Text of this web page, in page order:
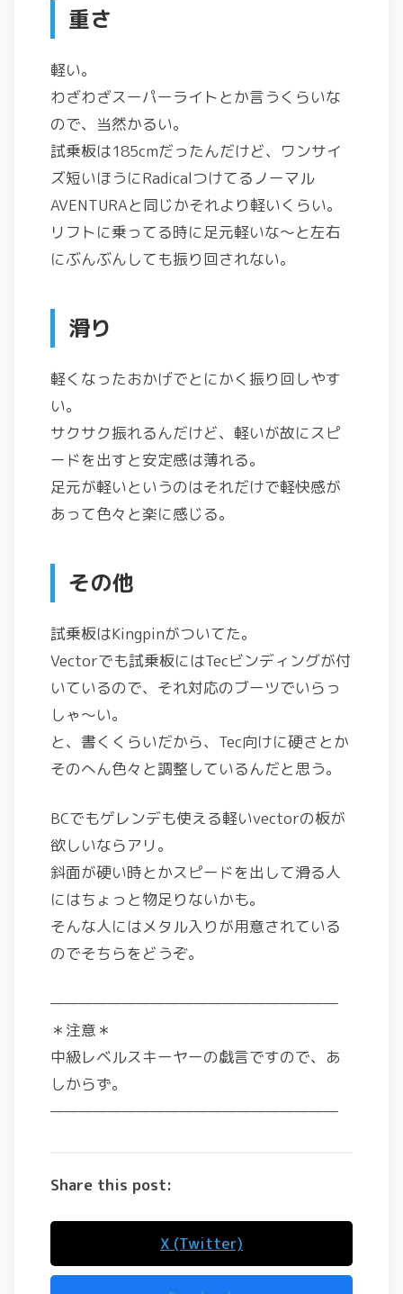
重さ
軽い。
わざわざスーパーライトとか言うくらいな
ので、当然かるい。
試乗板は185cmだったんだけど、ワンサイ
ズ短いほうにRadicalつけてるノーマル
AVENTURAと同じかそれより軽いくらい。
リフトに乗ってる時に足元軽いな～と左右
にぶんぶんしても振り回されない。
滑り
軽くなったおかげでとにかく振り回しやす
い。
サクサク振れるんだけど、軽いが故にスピ
ードを出すと安定感は薄れる。
足元が軽いというのはそれだけで軽快感が
あって色々と楽に感じる。
その他
試乗板はKingpinがついてた。
Vectorでも試乗板にはTecビンディングが付
いているので、それ対応のブーツでいらっ
しゃ～い。
と、書くくらいだから、Tec向けに硬さとか
そのへん色々と調整しているんだと思う。
BCでもゲレンデも使える軽いvectorの板が
欲しいならアリ。
斜面が硬い時とかスピードを出して滑る人
にはちょっと物足りないかも。
そんな人にはメタル入りが用意されている
のでそちらをどうぞ。
————————————————————
＊注意＊
中級レベルスキーヤーの戯言ですので、あ
しからず。
————————————————————
Share this post:
X (Twitter)